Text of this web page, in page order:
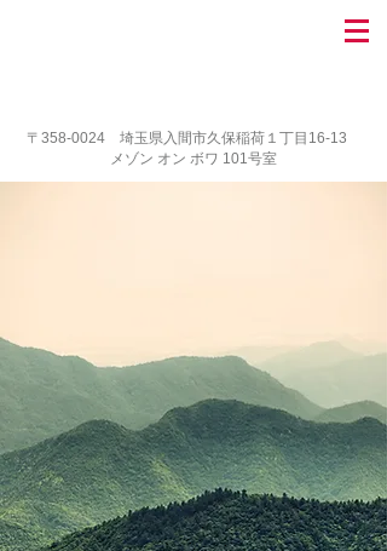
〒358-0024 ​埼玉県入間市久保稲荷１丁目16-13
メゾン オン ボワ 101号室